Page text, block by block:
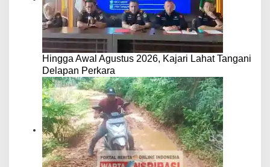
Hingga Awal Agustus 2026, Kajari Lahat Tangani
Delapan Perkara